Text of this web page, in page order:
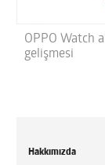
OPPO Watch
gelişmesi
Hakkımızda